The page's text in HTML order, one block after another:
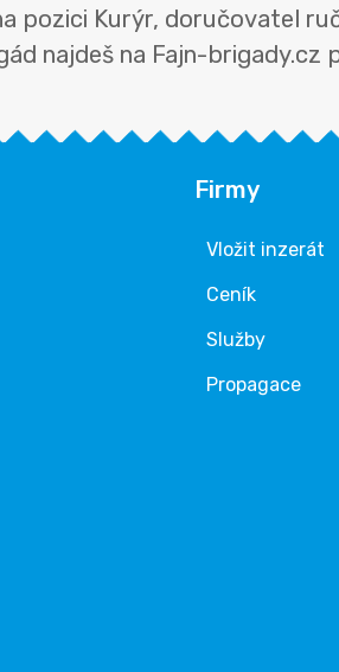
pozici Kurýr, doručovatel
najdeš na Fajn-brigady.cz
Firmy
Vložit inzerát
Ceník
Služby
Propagace